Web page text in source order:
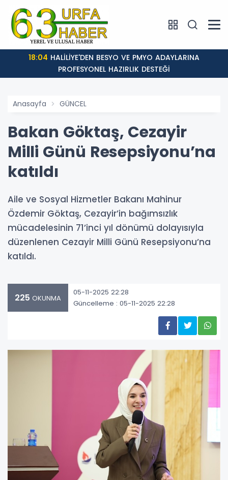
18:04
PROFESYONEL HAZIRLIK DESTEĞİ
Anasayfa GÜNCEL
Bakan Göktaş, Cezayir
Milli Günü Resepsiyonu’na
katıldı
Aile ve Sosyal Hizmetler Bakanı Mahinur
Özdemir Göktaş, Cezayir’in bağımsızlık
mücadelesinin 71’inci yıl dönümü dolayısıyla
düzenlenen Cezayir Milli Günü Resepsiyonu’na
katıldı.
225 OKUNMA
05-11-2025 22:28
Güncelleme : 05-11-2025 22:28